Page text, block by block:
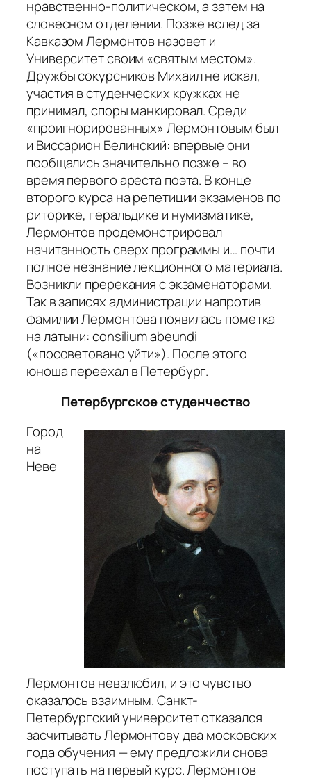
нравственно-политическом, а затем на
словесном отделении. Позже вслед за
Кавказом Лермонтов назовет и
Университет своим «святым местом».
Дружбы сокурсников Михаил не искал,
участия в студенческих кружках не
принимал, споры манкировал. Среди
«проигнорированных» Лермонтовым был
и Виссарион Белинский: впервые они
пообщались значительно позже – во
время первого ареста поэта. В конце
второго курса на репетиции экзаменов по
риторике, геральдике и нумизматике,
Лермонтов продемонстрировал
начитанность сверх программы и… почти
полное незнание лекционного материала.
Возникли пререкания с экзаменаторами.
Так в записях администрации напротив
фамилии Лермонтова появилась пометка
на латыни: consilium abeundi
(«посоветовано уйти»). После этого
юноша переехал в Петербург.
Петербургское студенчество
Город
на
Неве
Лермонтов невзлюбил, и это чувство
оказалось взаимным. Санкт-
Петербургский университет отказался
засчитывать Лермонтову два московских
года обучения — ему предложили снова
поступать на первый курс. Лермонтов